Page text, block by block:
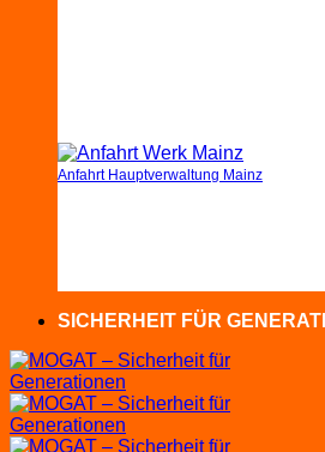
Anfahrt Hauptverwaltung Mainz
SICHERHEIT FÜR